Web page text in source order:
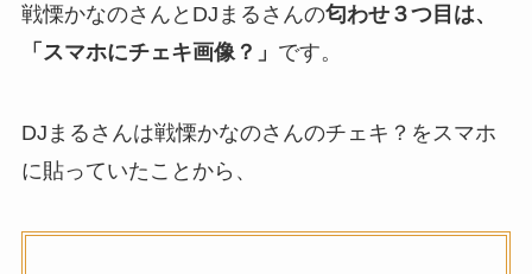
戦慄かなのさんとDJまるさんの匂わせ３つ目は、
「スマホにチェキ画像？」 です。
DJまるさんは戦慄かなのさんのチェキ？をスマホ
に貼っていたことから、